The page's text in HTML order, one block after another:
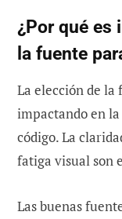
¿Por qué es
la fuente
La elección de
impactando en
código. La
fatiga visual son
Las buenas